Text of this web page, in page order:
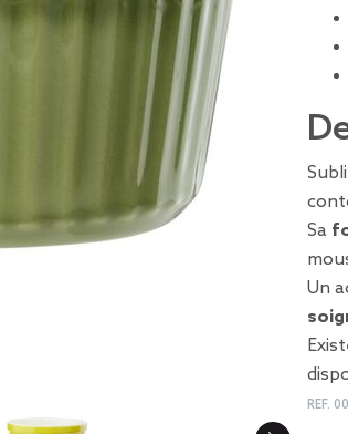
Sa
Un
REF.